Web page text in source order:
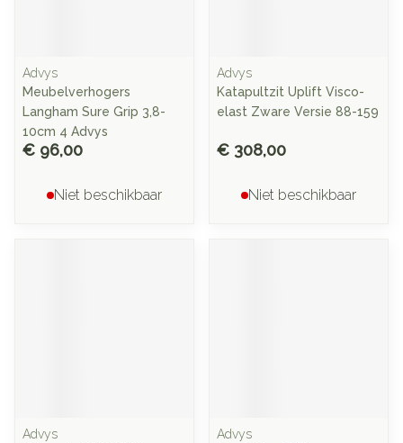
Advys
Meubelverhogers
Langham Sure Grip 3,8-
10cm 4 Advys
€ 96,00
Niet beschikbaar
Advys
Katapultzit Uplift Visco-
elast Zware Versie 88-159
€ 308,00
Niet beschikbaar
Advys
Advys